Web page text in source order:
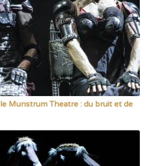
Munstrum Theatre : du bruit et de